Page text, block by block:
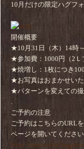
10月だけの限定ハグフ
開催概要
★10月31日（木）14時
★参加費：1000円（2Ｌ
★焼増し：1枚につき
★お写真はおまかせいた
★パターンを変えての撮
ご予約の注意
ご予約はこちらのURL
ページを開いてください
https://reserva.be/